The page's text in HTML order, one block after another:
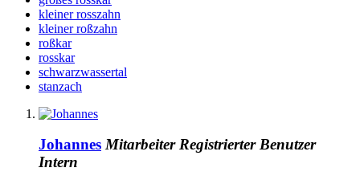
kleiner rosszahn
kleiner roßzahn
roßkar
rosskar
schwarzwassertal
stanzach
Johannes Mitarbeiter Registrierter Benutzer
Intern